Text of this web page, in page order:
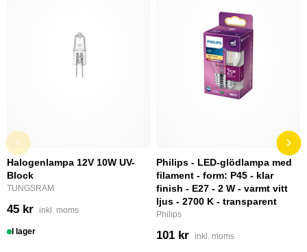
Halogenlampa 12V 10W UV-
Block
TUNGSRAM
45 kr inkl. moms
I lager
Philips - LED-glödlampa med
filament - form: P45 - klar
finish - E27 - 2 W - varmt vitt
ljus - 2700 K - transparent
Philips
101 kr inkl. moms